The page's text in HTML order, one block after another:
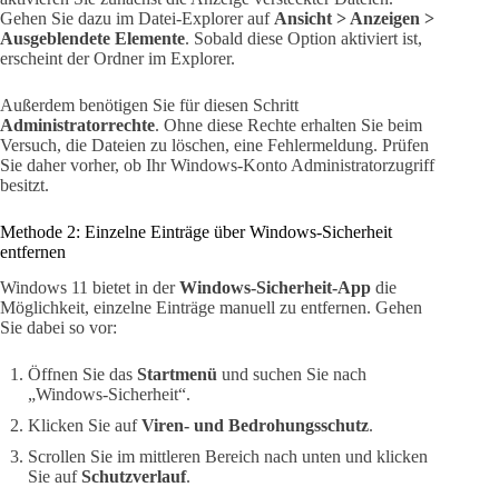
Gehen Sie dazu im Datei-Explorer auf Ansicht > Anzeigen >
Ausgeblendete Elemente. Sobald diese Option aktiviert ist,
erscheint der Ordner im Explorer.
Außerdem benötigen Sie für diesen Schritt
Administratorrechte. Ohne diese Rechte erhalten Sie beim
Versuch, die Dateien zu löschen, eine Fehlermeldung. Prüfen
Sie daher vorher, ob Ihr Windows-Konto Administratorzugriff
besitzt.
Methode 2: Einzelne Einträge über Windows-Sicherheit
entfernen
Windows 11 bietet in derWindows-Sicherheit-App die
Möglichkeit, einzelne Einträge manuell zu entfernen. Gehen
Sie dabei so vor:
Öffnen Sie das Startmenü und suchen Sie nach
„Windows-Sicherheit“.
Klicken Sie aufViren- und Bedrohungsschutz.
Scrollen Sie im mittleren Bereich nach unten und klicken
Sie aufSchutzverlauf.